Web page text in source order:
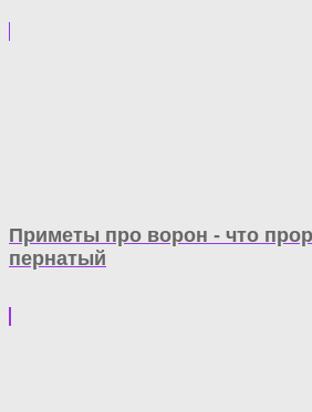
Приметы про ворон - что
пернатый